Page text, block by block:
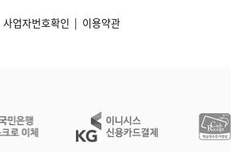
사업자번호확인 | 이용약관